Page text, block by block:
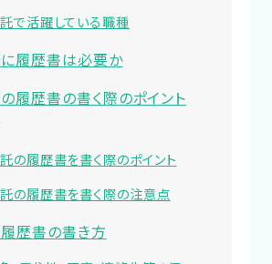
で活躍している職種
履歴書は必要か
履歴書の書く際のポイント
の履歴書を書く際のポイント
の履歴書を書く際の注意点
歴書の書き方